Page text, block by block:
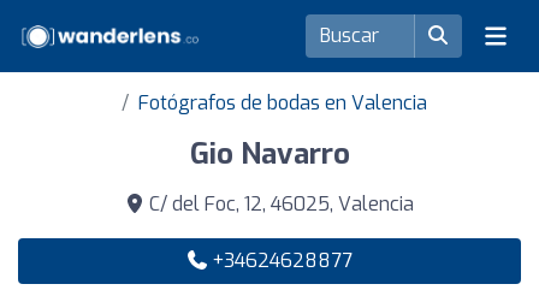
Fotógrafos de bodas en Valencia
Gio Navarro
C/ del Foc, 12, 46025, Valencia
+34624628877